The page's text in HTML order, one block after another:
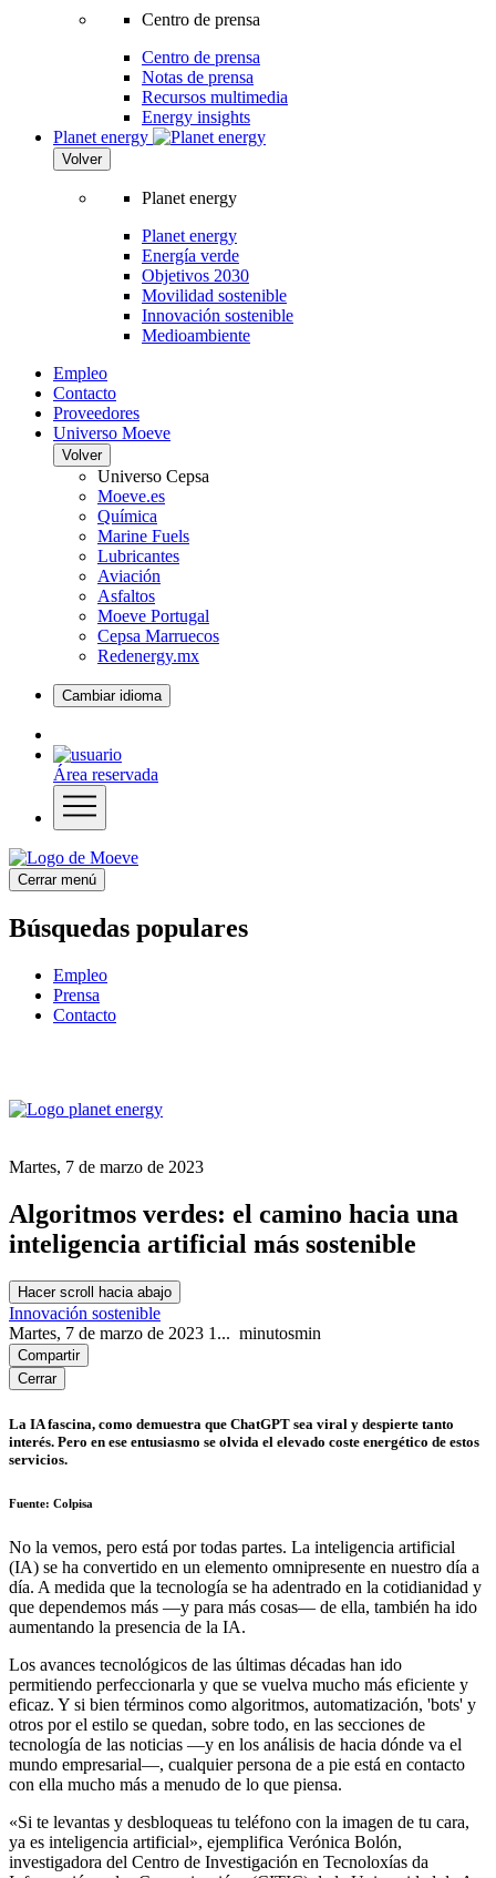
Centro de prensa
Centro de prensa
Notas de prensa
Recursos multimedia
Energy insights
Planet energy
Volver
Planet energy
Planet energy
Energía verde
Objetivos 2030
Movilidad sostenible
Innovación sostenible
Medioambiente
Empleo
Contacto
Proveedores
Universo Moeve
Volver
Universo Cepsa
Moeve.es
Química
Marine Fuels
Lubricantes
Aviación
Asfaltos
Moeve Portugal
Cepsa Marruecos
Redenergy.mx
Cambiar idioma
Área reservada
Cerrar menú
Búsquedas populares
Empleo
Prensa
Contacto
Martes, 7 de marzo de 2023
Algoritmos verdes: el camino hacia una
inteligencia artificial más sostenible
Hacer scroll hacia abajo
Innovación sostenible
Martes, 7 de marzo de 2023 1... minutosmin
Compartir
Cerrar
La IA fascina, como demuestra que ChatGPT sea viral y despierte tanto
interés. Pero en ese entusiasmo se olvida el elevado coste energético de estos
servicios.
Fuente: Colpisa
No la vemos, pero está por todas partes. La inteligencia artificial
(IA) se ha convertido en un elemento omnipresente en nuestro día a
día. A medida que la tecnología se ha adentrado en la cotidianidad y
que dependemos más —y para más cosas— de ella, también ha ido
aumentando la presencia de la IA.
Los avances tecnológicos de las últimas décadas han ido
permitiendo perfeccionarla y que se vuelva mucho más eficiente y
eficaz. Y si bien términos como algoritmos, automatización, 'bots' y
otros por el estilo se quedan, sobre todo, en las secciones de
tecnología de las noticias —y en los análisis de hacia dónde va el
mundo empresarial—, cualquier persona de a pie está en contacto
con ella mucho más a menudo de lo que piensa.
«Si te levantas y desbloqueas tu teléfono con la imagen de tu cara,
ya es inteligencia artificial», ejemplifica Verónica Bolón,
investigadora del Centro de Investigación en Tecnoloxías da